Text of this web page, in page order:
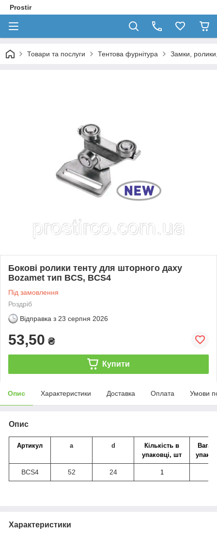
Prostir
Товари та послуги Тентова фурнітура Замки,
Бокові ролики тенту для шторного даху
Bozamet тип BCS, BCS4
Під замовлення
Роздріб
Відправка з 23 серпня 2026
53,50 ₴
Купити
Опис Характеристики Доставка Оплата Умови
Опис
Артикул a d
Кількість в
упаковці, шт
Вага
BCS4 52 24 1
Характеристики